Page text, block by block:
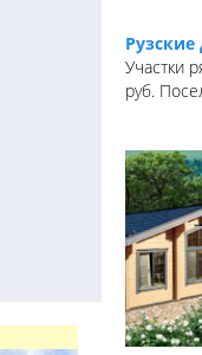
Рузские
Участки
руб.